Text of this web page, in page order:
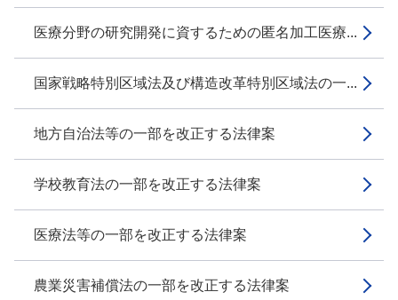
医療分野の研究開発に資するための匿名加工医療...
国家戦略特別区域法及び構造改革特別区域法の一...
地方自治法等の一部を改正する法律案
学校教育法の一部を改正する法律案
医療法等の一部を改正する法律案
農業災害補償法の一部を改正する法律案